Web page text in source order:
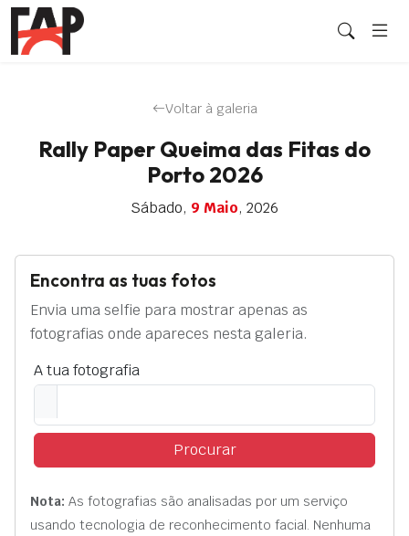
Voltar à galeria
Rally Paper Queima das Fitas do
Porto 2026
Sábado, 9 Maio, 2026
Encontra as tuas fotos
Envia uma selfie para mostrar apenas as
fotografias onde apareces nesta galeria.
A tua fotografia
Procurar
Nota: As fotografias são analisadas por um serviço
usando tecnologia de reconhecimento facial. Nenhuma